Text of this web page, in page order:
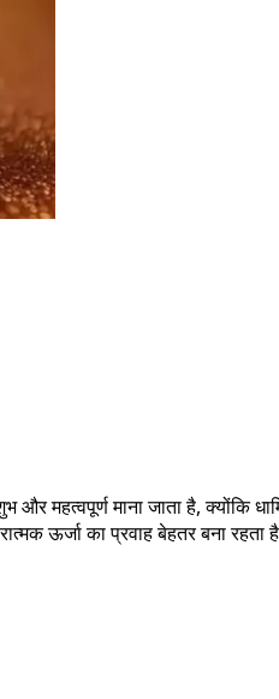
और महत्वपूर्ण माना जाता है, क्योंकि
ऊर्जा का प्रवाह बेहतर बना